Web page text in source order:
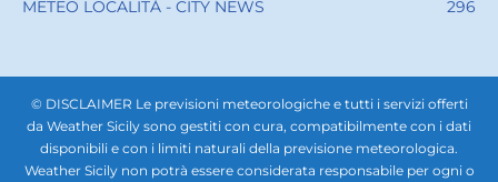
METEO LOCALITÀ - CITY NEWS
296
© DISCLAIMER Le previsioni meteorologiche e tutti i servizi offerti
da Weather Sicily sono gestiti con cura, compatibilmente con i dati
disponibili e con i limiti naturali della previsione meteorologica.
Weather Sicily non potrà essere considerata responsabile per ogni o